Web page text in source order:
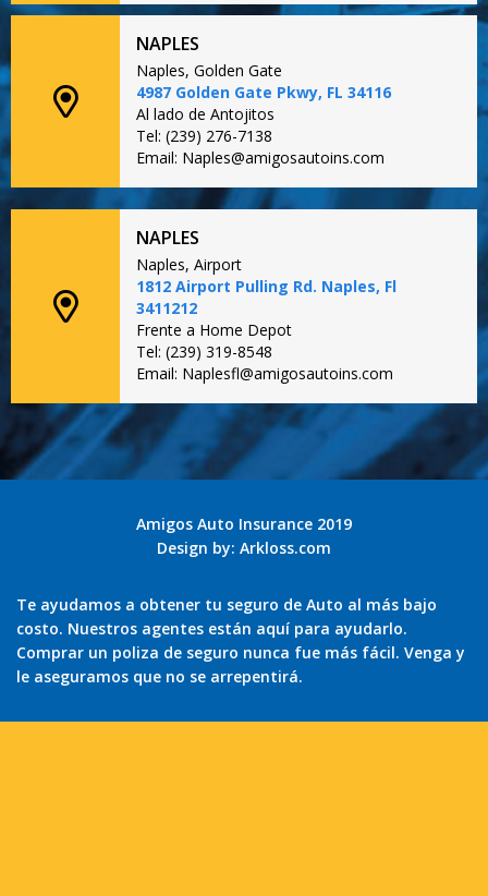
NAPLES
Naples, Golden Gate
4987 Golden Gate Pkwy, FL 34116
Al lado de Antojitos
Tel: (239) 276-7138
Email: Naples@amigosautoins.com
NAPLES
Naples, Airport
1812 Airport Pulling Rd. Naples, Fl
3411212
Frente a Home Depot
Tel: (239) 319-8548
Email: Naplesfl@amigosautoins.com
Amigos Auto Insurance 2019
Design by: Arkloss.com
Te ayudamos a obtener tu seguro de Auto al más bajo
costo. Nuestros agentes están aquí para ayudarlo.
Comprar un poliza de seguro nunca fue más fácil. Venga y
le aseguramos que no se arrepentirá.